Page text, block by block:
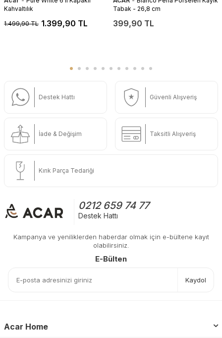
Kahvaltılık
1.499,90 TL 1.399,90 TL
Tabak - 26,8 cm
399,90 TL
Destek Hattı Güvenli Alışveriş
İade & Değişim Taksitli Alışveriş
Kırık Parça Tedariği
0212 659 74 77
Destek Hattı
Kampanya ve yeniliklerden haberdar olmak için e-bültene kayıt
olabilirsiniz.
E-Bülten
Kaydol
Acar Home